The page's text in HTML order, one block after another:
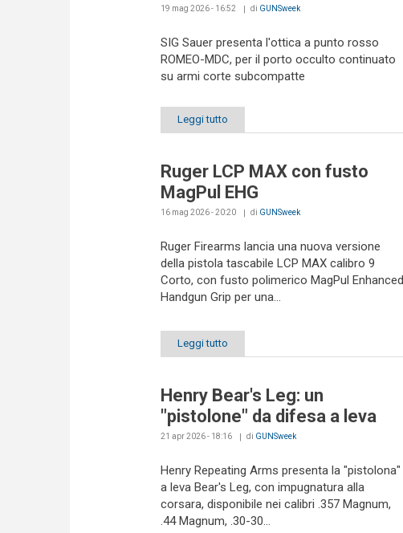
19 mag 2026 - 16:52 di GUNSweek
SIG Sauer presenta l'ottica a punto rosso
ROMEO-MDC, per il porto occulto continuato
su armi corte subcompatte
Leggi tutto
Ruger LCP MAX con fusto
MagPul EHG
16 mag 2026 - 20:20 di GUNSweek
Ruger Firearms lancia una nuova versione
della pistola tascabile LCP MAX calibro 9
Corto, con fusto polimerico MagPul Enhanced
Handgun Grip per una...
Leggi tutto
Henry Bear's Leg: un
"pistolone" da difesa a leva
21 apr 2026 - 18:16 di GUNSweek
Henry Repeating Arms presenta la "pistolona"
a leva Bear's Leg, con impugnatura alla
corsara, disponibile nei calibri .357 Magnum,
.44 Magnum, .30-30...